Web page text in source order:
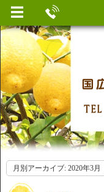
月別アーカイブ: 2020年3月